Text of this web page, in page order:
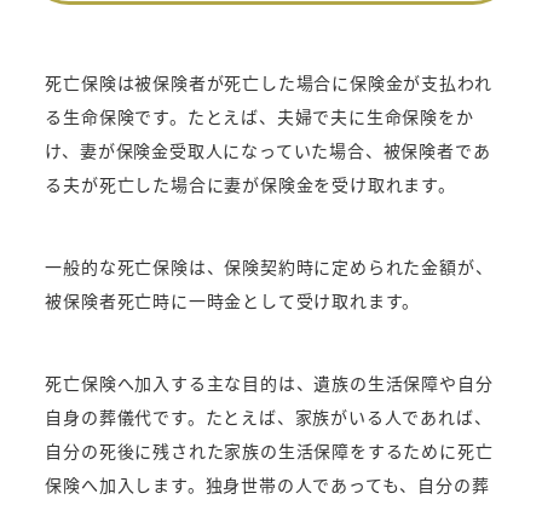
死亡保険は被保険者が死亡した場合に保険金が支払われ
る生命保険です。たとえば、夫婦で夫に生命保険をか
け、妻が保険金受取人になっていた場合、被保険者であ
る夫が死亡した場合に妻が保険金を受け取れます。
一般的な死亡保険は、保険契約時に定められた金額が、
被保険者死亡時に一時金として受け取れます。
死亡保険へ加入する主な目的は、遺族の生活保障や自分
自身の葬儀代です。たとえば、家族がいる人であれば、
自分の死後に残された家族の生活保障をするために死亡
保険へ加入します。独身世帯の人であっても、自分の葬